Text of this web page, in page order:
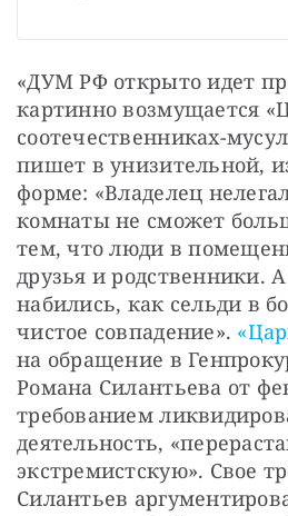
«ДУМ РФ открыто идет
картинно возмущается
соотечественниках-
пишет в унизительной,
форме: «Владелец
комнаты не сможет
тем, что люди в
друзья и родственники.
набились, как сельди в
чистое совпадение».
на обращение в
Романа Силантьева от
требованием
деятельность,
экстремистскую». Свое
Силантьев